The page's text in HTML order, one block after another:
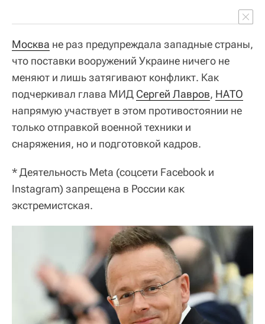
Москва не раз предупреждала западные страны,
что поставки вооружений Украине ничего не
меняют и лишь затягивают конфликт. Как
подчеркивал глава МИД Сергей Лавров, НАТО
напрямую участвует в этом противостоянии не
только отправкой военной техники и
снаряжения, но и подготовкой кадров.
* Деятельность Meta (соцсети Facebook и
Instagram) запрещена в России как
экстремистская.